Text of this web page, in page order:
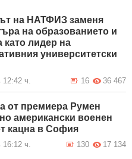
на НАТФИЗ заменя
на образованието и
като лидер на
университетски
12:42 ч. 36 467
16
от премиера Румен
американски военен
кацна в София
16:12 ч. 17 134
130